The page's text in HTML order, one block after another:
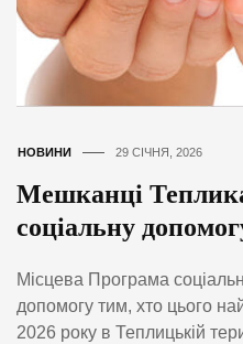
НОВИНИ 29 СІЧНЯ, 2026
Мешканці
соціальну
Місцева Програма
допомогу тим, хто цього
2026 року в Теплицькій